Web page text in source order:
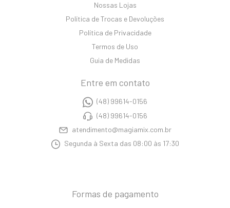
Nossas Lojas
Política de Trocas e Devoluções
Política de Privacidade
Termos de Uso
Guia de Medidas
Entre em contato
(48) 99614-0156
(48) 99614-0156
atendimento@magiamix.com.br
Segunda à Sexta das 08:00 às 17:30
Formas de pagamento